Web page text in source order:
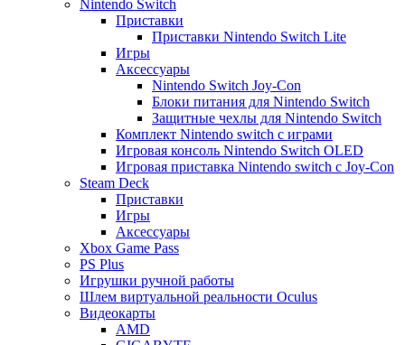
Nintendo Switch
Приставки
Приставки Nintendo Switch Lite
Игры
Аксессуары
Nintendo Switch Joy-Con
Блоки питания для Nintendo Switch
Защитные чехлы для Nintendo Switch
Комплект Nintendo switch с играми
Игровая консоль Nintendo Switch OLED
Игровая приставка Nintendo switch с Joy-Con
Steam Deck
Приставки
Игры
Аксессуары
Xbox Game Pass
PS Plus
Игрушки ручной работы
Шлем виртуальной реальности Oculus
Видеокарты
AMD